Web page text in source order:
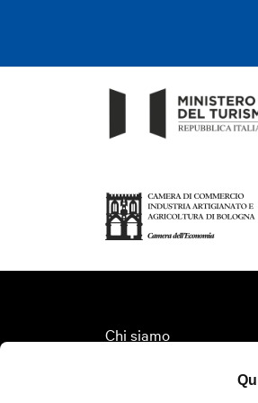
Chi siamo